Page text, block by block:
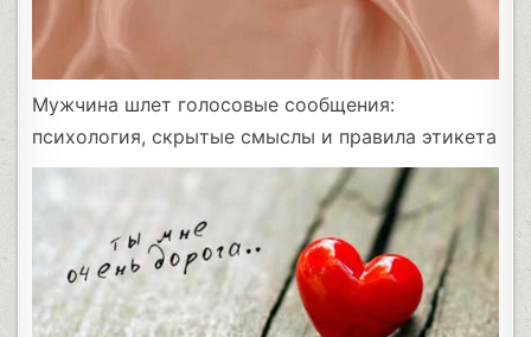
Мужчина шлет голосовые сообщения:
психология, скрытые смыслы и правила этикета